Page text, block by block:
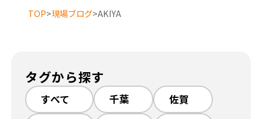
解体工事の流れ 解体工事メニュー
TOP>現場ブログ>AKIYA
タグから探す
すべて 千葉
佐賀